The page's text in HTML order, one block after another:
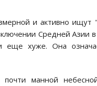
и активно ищут
Средней Азии
еще хуже. Она
манной